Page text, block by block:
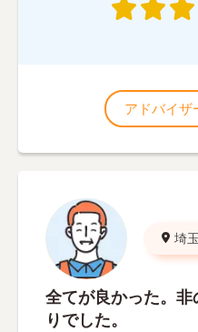
アドバイザ
埼
全てが良かった。
りでした。